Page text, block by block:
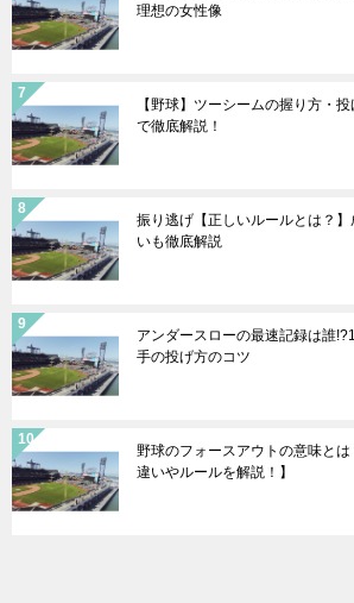
理想の女性像
【野球】ツーシームの握り方・
で徹底解説！
振り逃げ【正しいルールとは？
いも徹底解説
アンダースローの最速記録は誰
手の投げ方のコツ
野球のフォースアウトの意味と
違いやルールを解説！】